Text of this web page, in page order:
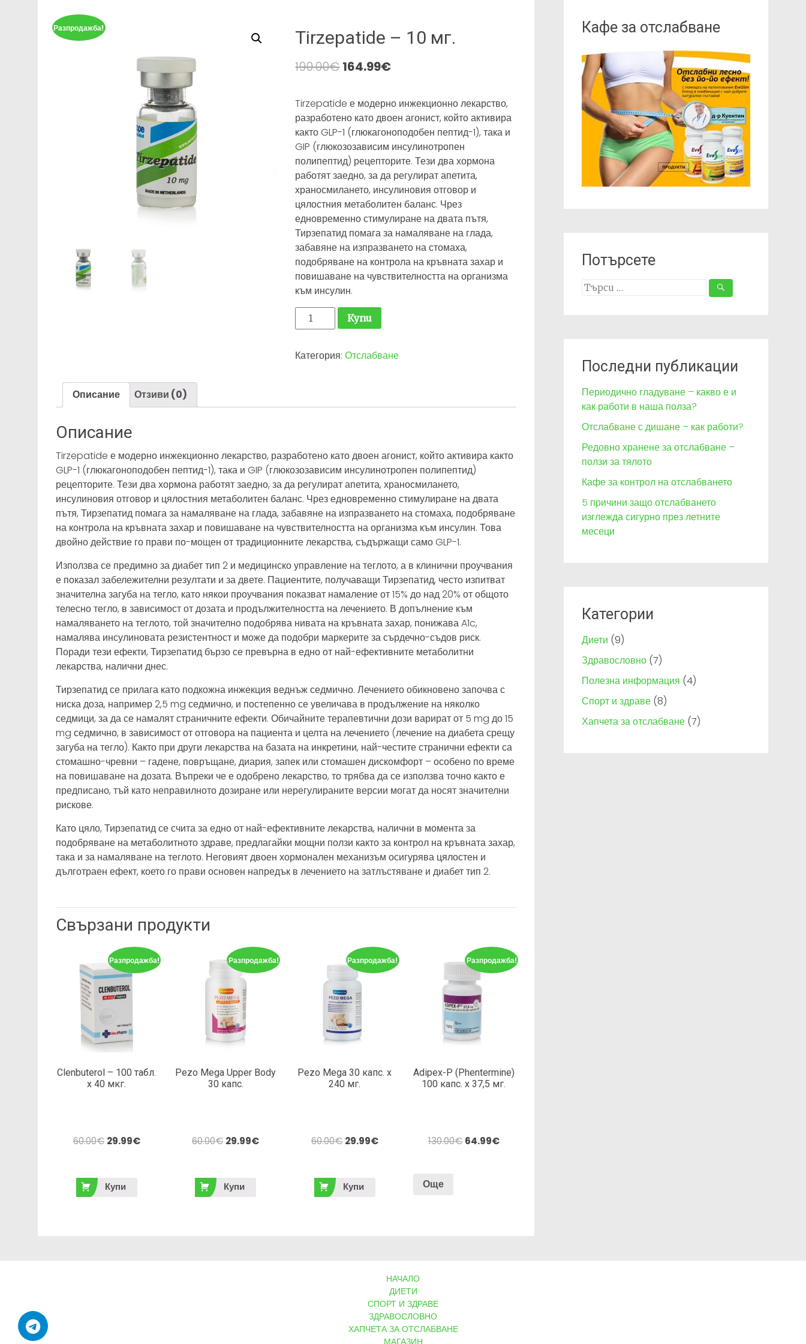
Разпродажба! Tirzepatide – 10 мг.
190.00€164.99€
Tirzepatide е модерно инжекционно лекарство,
разработено като двоен агонист, който активира
както GLP-1 (глюкагоноподобен пептид-1), така и
GIP (глюкозозависим инсулинотропен
полипептид) рецепторите. Тези два хормона
работят заедно, за да регулират апетита,
храносмилането, инсулиновия отговор и
цялостния метаболитен баланс. Чрез
едновременно стимулиране на двата пътя,
Тирзепатид помага за намаляване на глада,
забавяне на изпразването на стомаха,
подобряване на контрола на кръвната захар и
повишаване на чувствителността на организма
към инсулин.
количество
за
-
Купи
Категория:Отслабване
Описание Отзиви (0)
Описание
Tirzepatide е модерно инжекционно лекарство, разработено като двоен агонист, който активира както
GLP-1 (глюкагоноподобен пептид-1), така и GIP (глюкозозависим инсулинотропен полипептид)
рецепторите. Тези два хормона работят заедно, за да регулират апетита, храносмилането,
инсулиновия отговор и цялостния метаболитен баланс. Чрез едновременно стимулиране на двата
пътя, Тирзепатид помага за намаляване на глада, забавяне на изпразването на стомаха, подобряване
на контрола на кръвната захар и повишаване на чувствителността на организма към инсулин. Това
двойно действие го прави по-мощен от традиционните лекарства, съдържащи само GLP-1.
Използва се предимно за диабет тип 2 и медицинско управление на теглото, а в клинични проучвания
е показал забележителни резултати и за двете. Пациентите, получаващи Тирзепатид, често изпитват
значителна загуба на тегло, като някои проучвания показват намаление от 15% до над 20% от общото
телесно тегло, в зависимост от дозата и продължителността на лечението. В допълнение към
намаляването на теглото, той значително подобрява нивата на кръвната захар, понижава A1c,
намалява инсулиновата резистентност и може да подобри маркерите за сърдечно-съдов риск.
Поради тези ефекти, Тирзепатид бързо се превърна в едно от най-ефективните метаболитни
лекарства, налични днес.
Тирзепатид се прилага като подкожна инжекция веднъж седмично. Лечението обикновено започва с
ниска доза, например 2,5 mg седмично, и постепенно се увеличава в продължение на няколко
седмици, за да се намалят страничните ефекти. Обичайните терапевтични дози варират от 5 mg до 15
mg седмично, в зависимост от отговора на пациента и целта на лечението (лечение на диабета срещу
загуба на тегло). Както при други лекарства на базата на инкретини, най-честите странични ефекти са
стомашно-чревни – гадене, повръщане, диария, запек или стомашен дискомфорт – особено по време
на повишаване на дозата. Въпреки че е одобрено лекарство, то трябва да се използва точно както е
предписано, тъй като неправилното дозиране или нерегулираните версии могат да носят значителни
рискове.
Като цяло, Тирзепатид се счита за едно от най-ефективните лекарства, налични в момента за
подобряване на метаболитното здраве, предлагайки мощни ползи както за контрол на кръвната захар,
така и за намаляване на теглото. Неговият двоен хормонален механизъм осигурява цялостен и
дълготраен ефект, което го прави основен напредък в лечението на затлъстяване и диабет тип 2.
Свързани продукти
Разпродажба!
Clenbuterol – 100 табл.
х 40 мкг.
60.00€ 29.99€
Купи
Разпродажба!
Pezo Mega Upper Body
30 капс.
60.00€ 29.99€
Купи
Разпродажба!
Pezo Mega 30 капс. х
240 мг.
60.00€ 29.99€
Купи
Разпродажба!
Adipex-P (Phentermine)
100 капс. х 37,5 мг.
130.00€ 64.99€
Още
Кафе за отслабване
Потърсете
Search
Последни публикации
Периодично гладуване – какво е и
как работи в наша полза?
Отслабване с дишане – как работи?
Редовно хранене за отслабване –
ползи за тялото
Кафе за контрол на отслабването
5 причини защо отслабването
изглежда сигурно през летните
месеци
Категории
Диети (9)
Здравословно(7)
Полезна информация (4)
Спорт и здраве(8)
Хапчета за отслабване(7)
НАЧАЛО
ДИЕТИ
СПОРТ И ЗДРАВЕ
ЗДРАВОСЛОВНО
ХАПЧЕТА ЗА ОТСЛАБВАНЕ